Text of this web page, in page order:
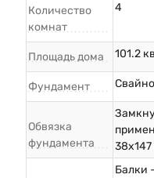
Количество
комнат
4
Площадь дома 101.2
Фундамент
Обвязка
фундамента
Балки